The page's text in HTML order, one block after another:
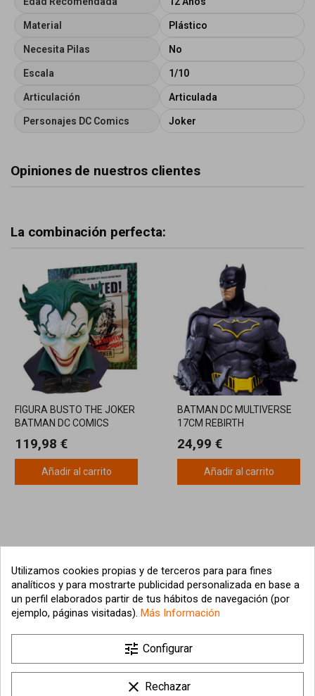
Material Plástico
Necesita Pilas No
Escala 1/10
Articulación Articulada
Personajes DC Comics Joker
Opiniones de nuestros clientes
La combinación perfecta:
FIGURA BUSTO THE JOKER
BATMAN DC COMICS
119,98 €
Añadir al carrito
BATMAN DC MULTIVERSE
17CM REBIRTH
24,99 €
Añadir al carrito
Utilizamos cookies propias y de terceros para para fines
analíticos y para mostrarte publicidad personalizada en base a
un perfil elaborados partir de tus hábitos de navegación (por
ejemplo, páginas visitadas). Más Información
tune Configurar
clear Rechazar